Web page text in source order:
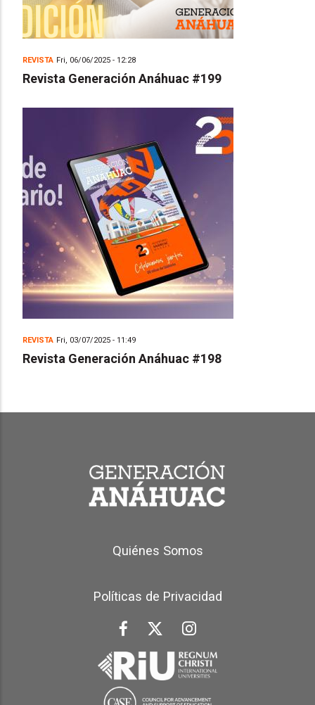
REVISTA Fri, 06/06/2025 - 12:28
Revista Generación Anáhuac #199
REVISTA Fri, 03/07/2025 - 11:49
Revista Generación Anáhuac #198
Quiénes Somos
Políticas de Privacidad